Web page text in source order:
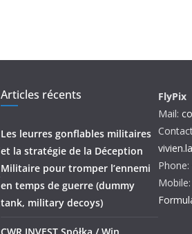
Articles récents
Les leurres gonflables militaires
et la stratégie de la Déception
Militaire pour tromper l’ennemi
en temps de guerre (dummy
tank, military decoys)
FlyPix
Mail: